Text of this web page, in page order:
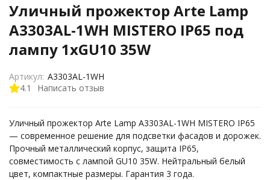
Уличный прожектор Arte Lamp
A3303AL-1WH MISTERO IP65 под
лампу 1xGU10 35W
4.1 Написать отзыв
Артикул: A3303AL-1WH
Уличный прожектор Arte Lamp A3303AL-1WH MISTERO IP65
— современное решение для подсветки фасадов и дорожек.
Прочный металлический корпус, защита IP65,
совместимость с лампой GU10 35W. Нейтральный белый
цвет, компактные размеры. Гарантия 3 года.